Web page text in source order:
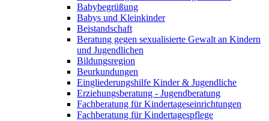
Babybegrüßung
Babys und Kleinkinder
Beistandschaft
Beratung gegen sexualisierte Gewalt an Kindern
und Jugendlichen
Bildungsregion
Beurkundungen
Eingliederungshilfe Kinder & Jugendliche
Erziehungsberatung - Jugendberatung
Fachberatung für Kindertageseinrichtungen
Fachberatung für Kindertagespflege